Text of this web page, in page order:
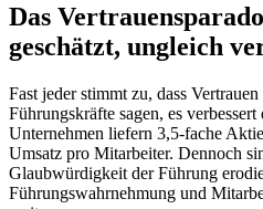
Das
geschätzt, ungleich
Fast jeder stimmt zu, dass
Führungskräfte sagen, es
Unternehmen liefern 3,5-fache
Umsatz pro Mitarbeiter. Dennoch
Glaubwürdigkeit der Führung
Führungswahrnehmung und